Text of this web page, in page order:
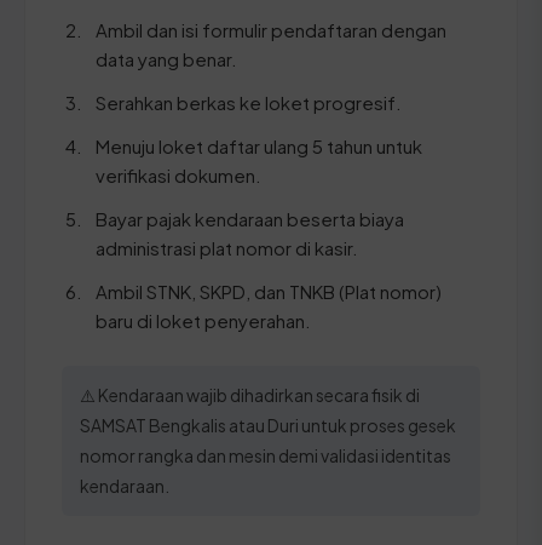
Ambil dan isi formulir pendaftaran dengan
data yang benar.
Serahkan berkas ke loket progresif.
Menuju loket daftar ulang 5 tahun untuk
verifikasi dokumen.
Bayar pajak kendaraan beserta biaya
administrasi plat nomor di kasir.
Ambil STNK, SKPD, dan TNKB (Plat nomor)
baru di loket penyerahan.
⚠️ Kendaraan wajib dihadirkan secara fisik di
SAMSAT Bengkalis atau Duri untuk proses gesek
nomor rangka dan mesin demi validasi identitas
kendaraan.